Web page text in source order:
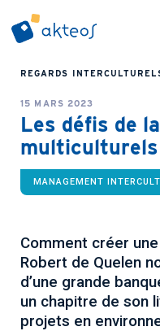
REGARDS
15 MARS 2023
Les défis de
multiculturels
MANAGEMENT
Comment créer
Robert de Quelen
d’une grande
un chapitre de son
projets en